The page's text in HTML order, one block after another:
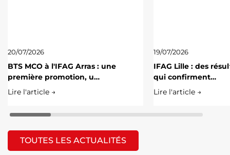
20/07/2026
BTS MCO à l'IFAG Arras : une
première promotion, u…
Lire l'article →
19/07/2026
IFAG Lille : des
qui confirment…
Lire l'article →
TOUTES LES ACTUALITÉS